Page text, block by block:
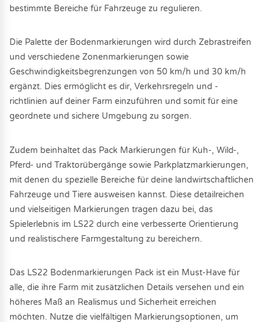
bestimmte Bereiche für Fahrzeuge zu regulieren.
Die Palette der Bodenmarkierungen wird durch Zebrastreifen
und verschiedene Zonenmarkierungen sowie
Geschwindigkeitsbegrenzungen von 50 km/h und 30 km/h
ergänzt. Dies ermöglicht es dir, Verkehrsregeln und -
richtlinien auf deiner Farm einzuführen und somit für eine
geordnete und sichere Umgebung zu sorgen.
Zudem beinhaltet das Pack Markierungen für Kuh-, Wild-,
Pferd- und Traktorübergänge sowie Parkplatzmarkierungen,
mit denen du spezielle Bereiche für deine landwirtschaftlichen
Fahrzeuge und Tiere ausweisen kannst. Diese detailreichen
und vielseitigen Markierungen tragen dazu bei, das
Spielerlebnis im LS22 durch eine verbesserte Orientierung
und realistischere Farmgestaltung zu bereichern.
Das LS22 Bodenmarkierungen Pack ist ein Must-Have für
alle, die ihre Farm mit zusätzlichen Details versehen und ein
höheres Maß an Realismus und Sicherheit erreichen
möchten. Nutze die vielfältigen Markierungsoptionen, um